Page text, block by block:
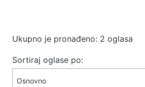
Ukupno je pronađeno: 2 oglasa
Sortiraj oglase po: